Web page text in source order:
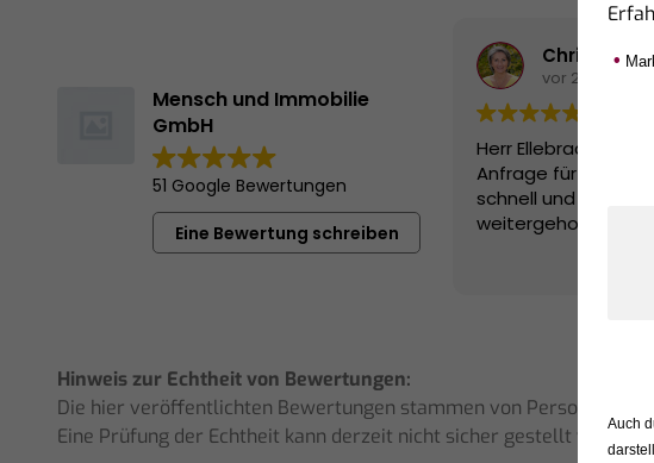
Mensch und Immobilie
GmbH
51 Google Bewertungen
Eine Bewertung schreiben
Christa
vor 2 Monaten
Herr Ellebracht hat
Anfrage für eine
schnell und
weitergeholfen.
Hinweis zur Echtheit von Bewertungen:
Die hier veröffentlichten Bewertungen stammen von Personen,
Eine Prüfung der Echtheit kann derzeit nicht sicher gestellt
•
Auch